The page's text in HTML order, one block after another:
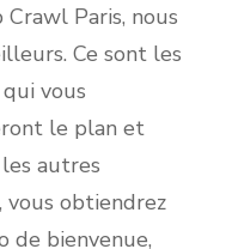
Paris, nous
Ce sont les
vous
le plan et
autres
vous obtiendrez
de bienvenue,